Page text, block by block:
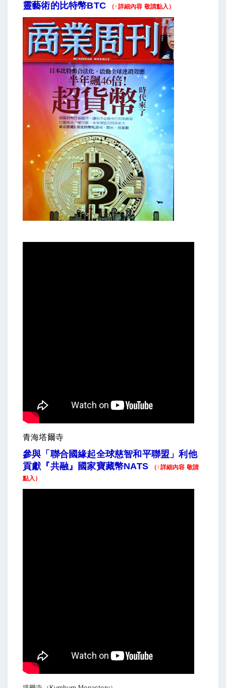
靈藝術的比特幣BTC
（↑詳細內容 敬請點入）
青海塔爾寺
參與「聯合國緣起全球慈智和平聯盟」利他
貢獻『共融』國家寶藏幣NATS
（↑詳細內容 敬請
點入）